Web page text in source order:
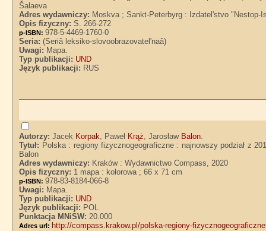
Šalaeva
Adres wydawniczy: Moskva ; Sankt-Peterbyrg : Izdatel'stvo "Nestop-
Opis fizyczny:S. 266-272
p-ISBN:978-5-4469-1760-0
Seria:(Seriâ leksiko-slovoobrazovatel'naâ)
Uwagi: Mapa.
Typ publikacji: UND
Język publikacji: RUS
Autorzy:Jacek Korpak, Paweł Krąż, Jarosław Balon.
Tytuł: Polska : regiony fizycznogeograficzne : najnowszy podział z
Balon
Adres wydawniczy: Kraków : Wydawnictwo Compass, 2020
Opis fizyczny: 1 mapa : kolorowa ; 66 x 71 cm
p-ISBN:978-83-8184-066-8
Uwagi: Mapa.
Typ publikacji: UND
Język publikacji: POL
Punktacja MNiSW:20.000
Adres url: http://compass.krakow.pl/polska-regiony-